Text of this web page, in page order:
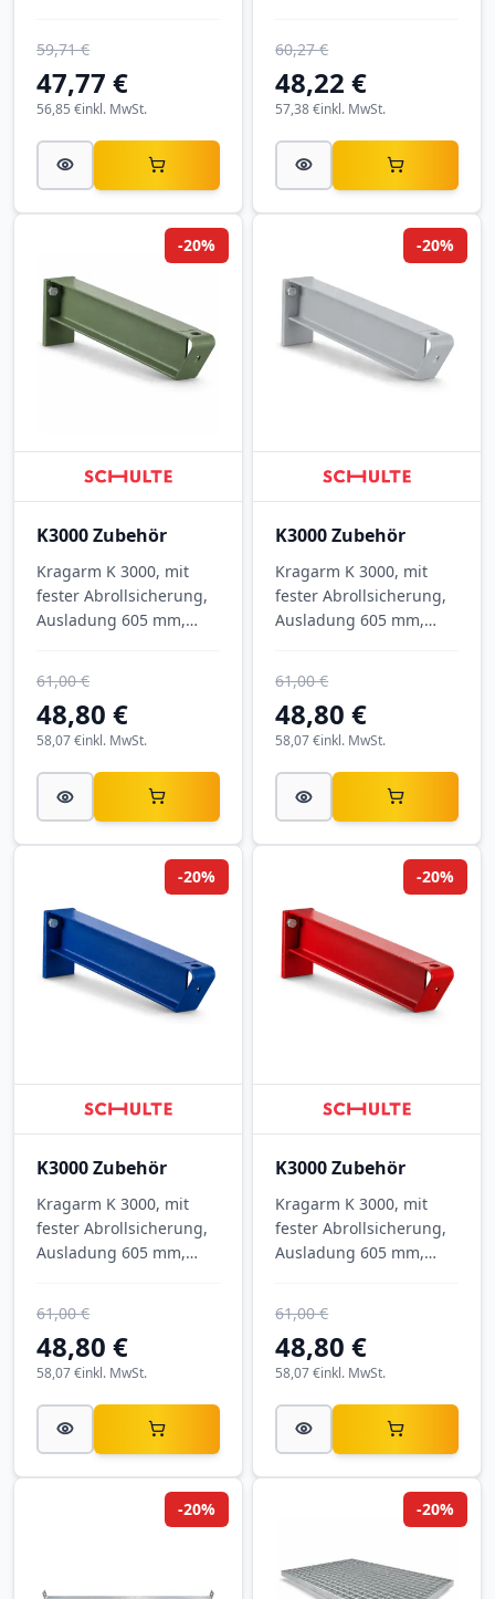
47,77 €
59,71 €
inkl. MwSt.
56,85 €
48,22 €
60,27 €
inkl. MwSt.
57,38 €
K3000 Zubehör
Kragarm K 3000, mit
fester Abrollsicherung,
Ausladung 605 mm,
48,80 €
61,00 €
-20%
inkl. MwSt.
58,07 €
K3000 Zubehör
Kragarm K 3000, mit
fester Abrollsicherung,
Ausladung 605 mm,
48,80 €
61,00 €
-20%
inkl. MwSt.
58,07 €
K3000 Zubehör
Kragarm K 3000, mit
fester Abrollsicherung,
Ausladung 605 mm,
48,80 €
61,00 €
-20%
inkl. MwSt.
58,07 €
K3000 Zubehör
Kragarm K 3000, mit
fester Abrollsicherung,
Ausladung 605 mm,
48,80 €
61,00 €
-20%
inkl. MwSt.
58,07 €
-20% -20%